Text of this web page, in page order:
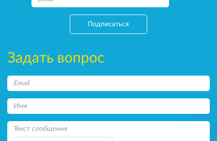
Подписаться
Задать вопрос